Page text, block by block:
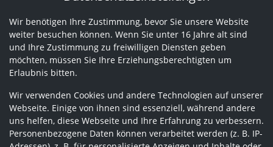
Wir benötigen Ihre Zustimmung, bevor Sie unsere Website
weiter besuchen können. Wenn Sie unter 16 Jahre alt sind
und Ihre Zustimmung zu freiwilligen Diensten geben
möchten, müssen Sie Ihre Erziehungsberechtigten um
Erlaubnis bitten.
Wir verwenden Cookies und andere Technologien auf unserer
Webseite. Einige von ihnen sind essenziell, während andere
uns helfen, diese Webseite und Ihre Erfahrung zu verbessern.
Personenbezogene Daten können verarbeitet werden (z. B. IP-